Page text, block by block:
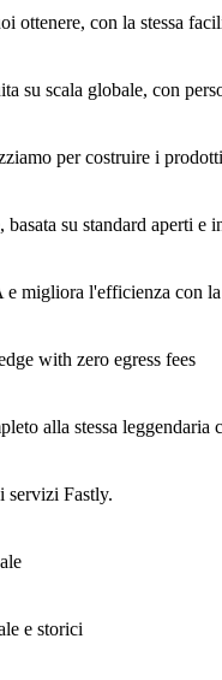
ottenere, con la stessa
su scala globale, con
per costruire i
su standard aperti
migliora l'efficienza con la
with zero egress fees
alla stessa leggendaria
servizi Fastly.
e storici